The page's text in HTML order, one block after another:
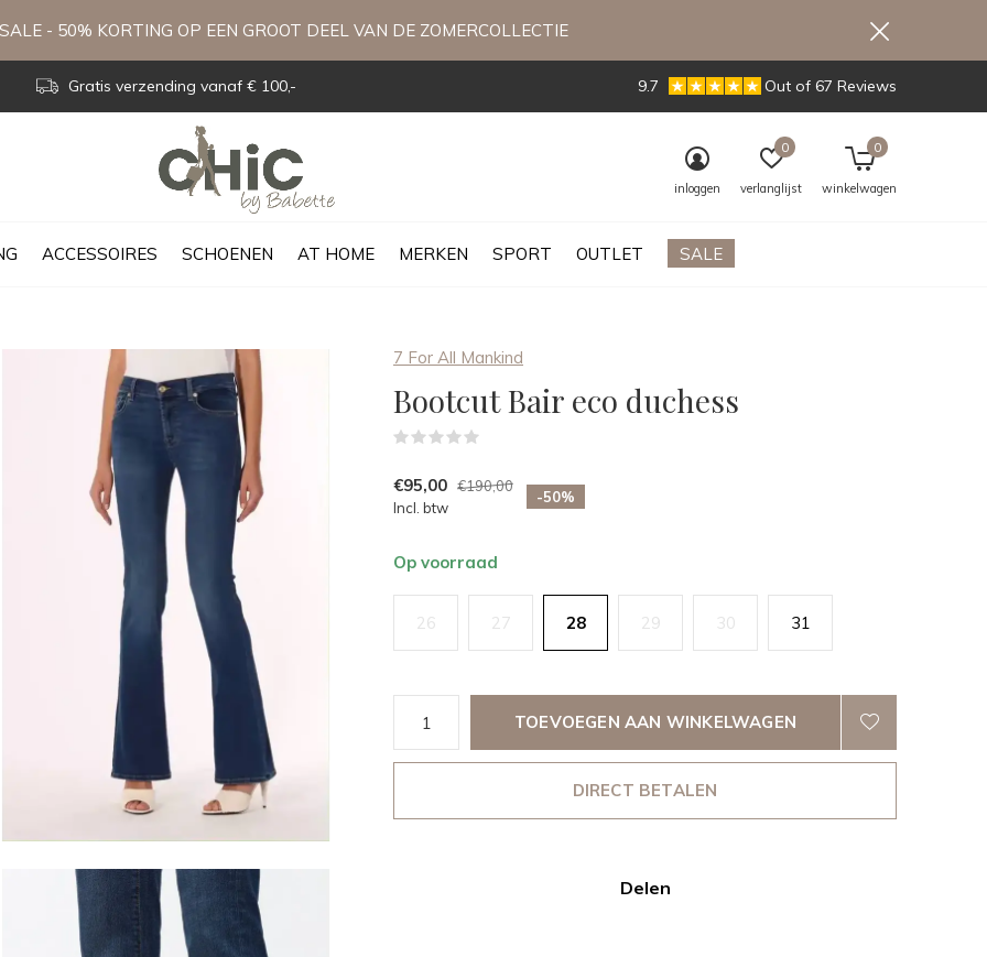
ACCESSOIRES SCHOENEN AT HOME MERKEN SPORT OUTLET SALE
inloggen verlanglijst
0
winkelwagen
0
Gratis verzending vanaf € 100,- 9.7 Out of 67 Reviews
- 50% KORTING OP EEN GROOT DEEL VAN DE ZOMERCOLLECTIE
7 For All Mankind
Bootcut Bair eco duchess
€95,00 €190,00
Incl. btw
-50%
Op voorraad
26 27 28 29 30 31
TOEVOEGEN AAN WINKELWAGEN
DIRECT BETALEN
Delen